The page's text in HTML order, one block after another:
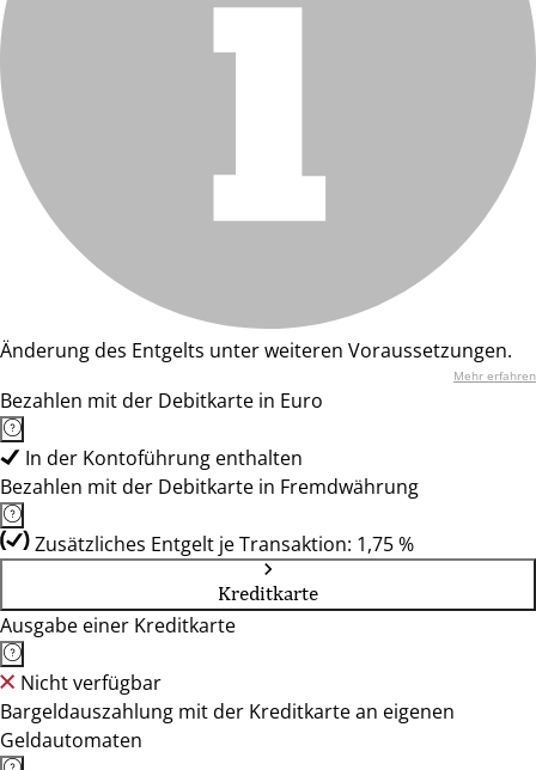
Änderung des Entgelts unter weiteren Voraussetzungen.
Mehr erfahren
Bezahlen mit der Debitkarte in Euro
In der Kontoführung enthalten
Bezahlen mit der Debitkarte in Fremdwährung
Zusätzliches Entgelt je Transaktion: 1,75 %
Kreditkarte
Ausgabe einer Kreditkarte
Nicht verfügbar
Bargeldauszahlung mit der Kreditkarte an eigenen
Geldautomaten